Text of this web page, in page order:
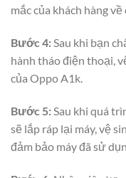
mắc của khách hàng về
Bước 4:Sau khi bạn
hành tháo điện thoại,
của Oppo A1k.
Bước 5:Sau khi quá
sẽ lắp ráp lại máy, vệ
đảm bảo máy đã sử